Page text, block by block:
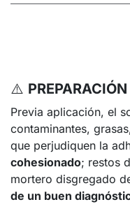
⚠️
Previa aplicación, el
contaminantes,
que perjudiquen la
cohesionado; restos
mortero disgregado
de un buen